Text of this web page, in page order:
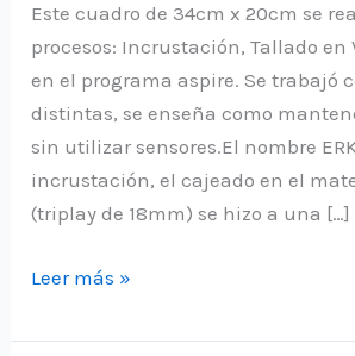
Este cuadro de 34cm x 20cm se
procesos: Incrustación, Tallado en
en el programa aspire. Se trabajó
distintas, se enseña como
sin utilizar sensores.El nombre
incrustación, el cajeado en el
(triplay de 18mm) se hizo a una […]
Tutorial
elaborar
Leer más »